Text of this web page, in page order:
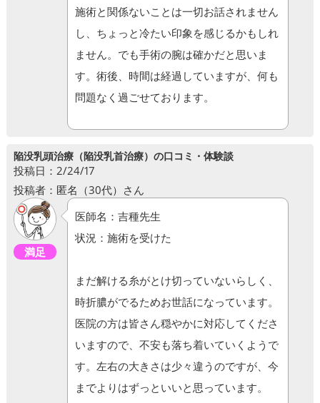
施術と関係ないことは一切お話されません
し、ちょっと冷たい印象を感じるかもしれ
ません。でも手術の腕は確かだと思いま
す。術後、時間は経過していますが、何も
問題なく過ごせております。
陥没乳頭治療（陥没乳首治療）の口コミ・体験談
投稿日：2/24/17
投稿者：匿名（30代）さん
満足
医師名：吉種先生
状況：施術を受けた
まだ解ける糸がとけ切っていないらしく、
時折膿がでるためお世話になっています。
医院の方は皆さん穏やかに対応してくださ
いますので、不安も落ち着いていくようで
す。左右の大きさは少々違うのですが、今
までよりはずっといいと思っています。